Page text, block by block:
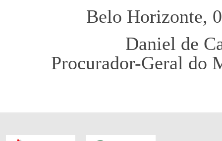
Belo Horizonte,
Daniel de
Procurador-Geral do